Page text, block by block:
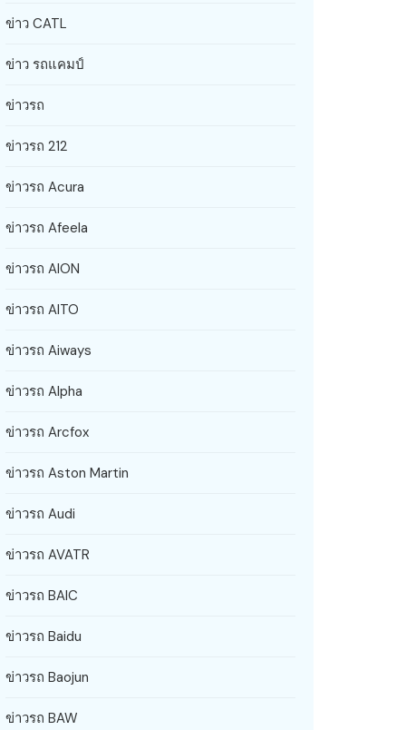
ข่าว CATL
ข่าว รถแคมป์
ข่าวรถ
ข่าวรถ 212
ข่าวรถ Acura
ข่าวรถ Afeela
ข่าวรถ AION
ข่าวรถ AITO
ข่าวรถ Aiways
ข่าวรถ Alpha
ข่าวรถ Arcfox
ข่าวรถ Aston Martin
ข่าวรถ Audi
ข่าวรถ AVATR
ข่าวรถ BAIC
ข่าวรถ Baidu
ข่าวรถ Baojun
ข่าวรถ BAW